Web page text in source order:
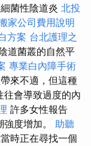
細菌性陰道炎 北投
家公司費用說明
方案 台北護理之
道菌叢的自然平
專業白內障手術
來不適，但這種
往會導致過度的內
許多女性報告
度增加。 助聽
時正在尋找一個